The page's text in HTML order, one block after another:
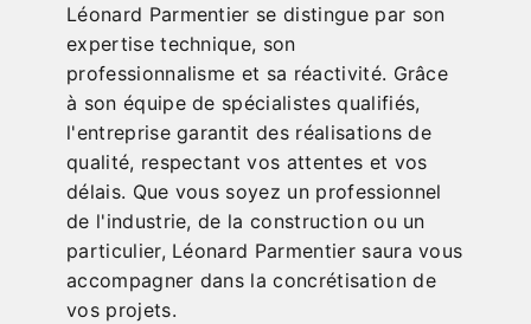
Léonard Parmentier se distingue par son
expertise technique, son
professionnalisme et sa réactivité. Grâce
à son équipe de spécialistes qualifiés,
l'entreprise garantit des réalisations de
qualité, respectant vos attentes et vos
délais. Que vous soyez un professionnel
de l'industrie, de la construction ou un
particulier, Léonard Parmentier saura vous
accompagner dans la concrétisation de
vos projets.